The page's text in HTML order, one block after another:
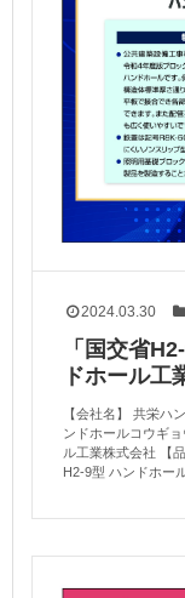
2024.03.30
「国交省
ドホール工
【会社名】 共栄ハ
ンドホールコウギ
ル工業株式会社 【
H2-9型 ハンドホー